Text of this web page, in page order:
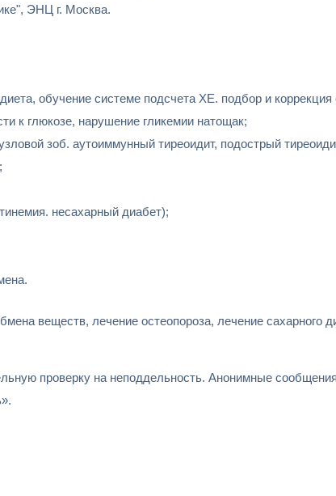
ЭНЦ г. Москва.
обучение системе подсчета ХЕ. подбор и
к глюкозе, нарушение гликемии натощак;
зоб. аутоиммунный тиреоидит, подострый
несахарный диабет);
веществ, лечение остеопороза, лечение сахарного
проверку на неподдельность. Анонимные